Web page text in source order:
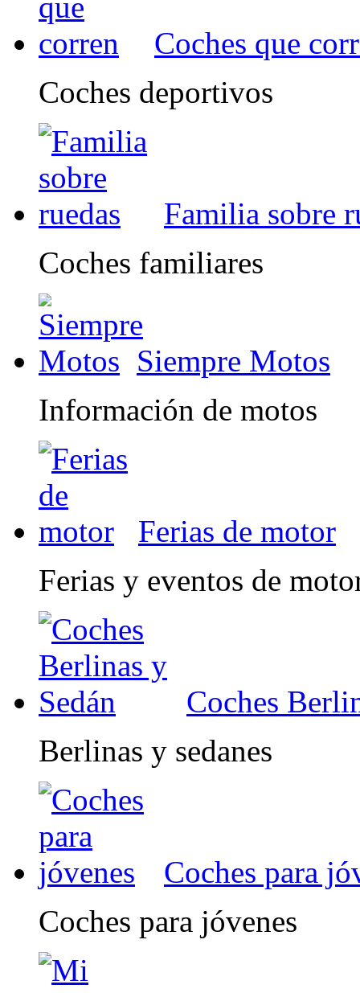
Coches que
Coches deportivos
Familia sobre
Coches familiares
Siempre Motos
Información de motos
Ferias de motor
Ferias y eventos de
Coches
Berlinas y sedanes
Coches para
Coches para jóvenes